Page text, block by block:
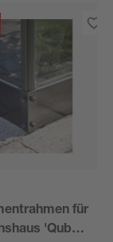
für
'Qube